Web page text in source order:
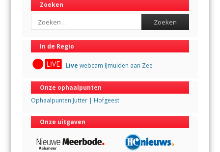
Zoeken
Search
In de Regio
Live webcam IJmuiden aan Zee
Onze ophaalpunten
Ophaalpunten Jutter | Hofgeest
Onze uitgaven